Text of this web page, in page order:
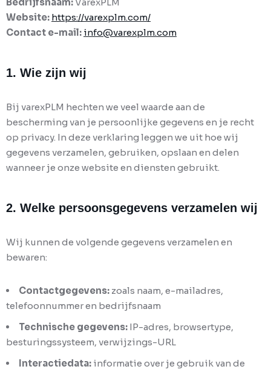
SAP Recipe Development
Website: https://varexplm.com/
Contact e-mail: info@varexplm.com
1. Wie zijn wij
Bij varexPLM hechten we veel waarde aan de
bescherming van je persoonlijke gegevens en je recht
op privacy. In deze verklaring leggen we uit hoe wij
gegevens verzamelen, gebruiken, opslaan en delen
wanneer je onze website en diensten gebruikt.
2. Welke persoonsgegevens verzamelen wij
Wij kunnen de volgende gegevens verzamelen en
bewaren:
Contactgegevens: zoals naam, e-mailadres,
telefoonnummer en bedrijfsnaam
Technische gegevens: IP-adres, browsertype,
besturingssysteem, verwijzings-URL
Interactiedata: informatie over je gebruik van de